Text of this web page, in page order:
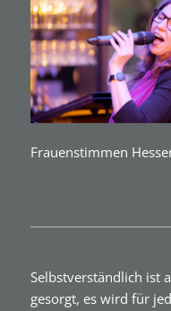
Frauenstimmen
Selbstverständlich ist
gesorgt, es wird für